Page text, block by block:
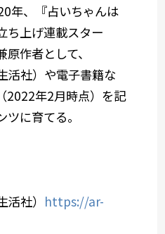
年、『占いちゃんは
ち上げ連載スター
作者として、
活社）や電子書籍な
2022年2月時点）を記
に育てる。
社） https://ar-